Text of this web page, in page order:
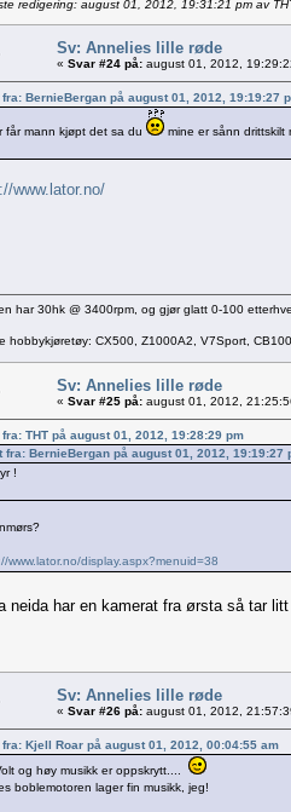
redigering: august 01, 2012, 19:31:21 pm av
Sv: Annelies lille røde
« Svar #24 på: august 01, 2012,
BernieBergan på august 01, 2012, 19:19:27
får mann kjøpt det sa du mine er sånn
www.lator.no/
har 30hk @ 3400rpm, og gjør glatt 0-100
hobbykjøretøy: CX500, Z1000A2, V7Sport, CB100
Sv: Annelies lille røde
« Svar #25 på: august 01, 2012,
THT på august 01, 2012, 19:28:29 pm
fra: BernieBergan på august 01, 2012, 19:19:27
!
www.lator.no/display.aspx?menuid=38
neida har en kamerat fra ørsta så tar
Sv: Annelies lille røde
« Svar #26 på: august 01, 2012,
fra: Kjell Roar på august 01, 2012, 00:04:55 am
og høy musikk er oppskrytt....
boblemotoren lager fin musikk, jeg!